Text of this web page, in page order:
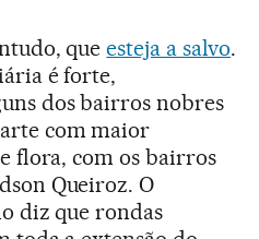
queesteja a salvo.
é forte,
dos bairros nobres
com maior
flora, com os bairros
Queiroz. O
diz que rondas